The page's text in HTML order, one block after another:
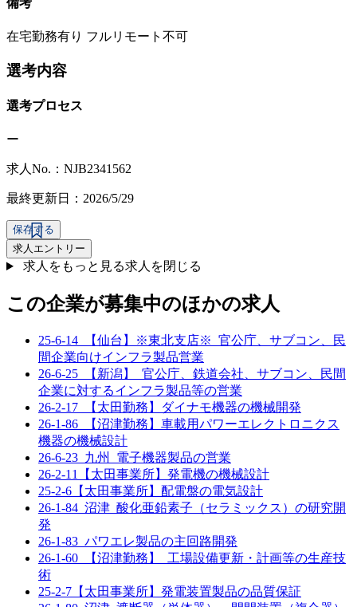
在宅勤務有り フルリモート不可
選考内容
選考プロセス
ー
求人No.：NJB2341562
最終更新日：2026/5/29
保存する
求人エントリー
求人をもっと見る求人を閉じる
この企業が募集中のほかの求人
25-6-14_【仙台】※東北支店※_官公庁、サブコン、民
間企業向けインフラ製品営業
26-6-25_【新潟】_官公庁、鉄道会社、サブコン、民間
企業に対するインフラ製品等の営業
26-2-17_【太田勤務】ダイナモ機器の機械開発
26-1-86_【沼津勤務】車載用パワーエレクトロニクス
機器の機械設計
26-6-23_九州_電子機器製品の営業
26-2-11【太田事業所】発電機の機械設計
25-2-6【太田事業所】配電盤の電気設計
26-1-84_沼津_酸化亜鉛素子（セラミックス）の研究開
発
26-1-83_パワエレ製品の主回路開発
26-1-60_【沼津勤務】_工場設備更新・計画等の生産技
術
25-2-7【太田事業所】発電装置製品の品質保証